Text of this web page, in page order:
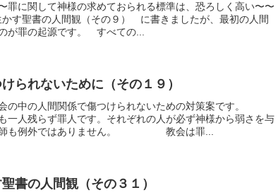
に関して神様の求めておられる標準は、恐ろしく高い〜〜
す聖書の人間観（その９） に書きましたが、最初の人間
が罪の起源です。 すべての...
られないために（その１９）
中の人間関係で傷つけられないための対策案です。
らず罪人です。それぞれの人が必ず神様から弱さを与
牧師も例外ではありません。 教会は罪...
書の人間観（その３１）